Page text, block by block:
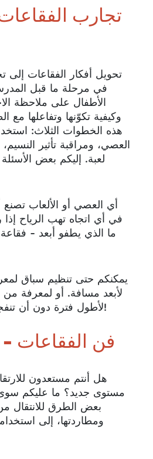
تجارب
تحويل أفكار الفقاعات إلى
في مرحلة ما قبل
الأطفال على ملاحظة
وكيفية تكوّنها وتفاعلها مع
هذه الخطوات الثلاث:
العصي، ومراقبة تأثير
لعبة. إليكم بعض
في أي اتجاه تهب الرياح
ما الذي يطفو أبعد -
يمكنكم حتى تنظيم سباق
لأبعد مسافة. أو لمعرفة
لأطول فترة دون أن تنفجر. الأفكار لا حصر لها!
فن الفقاعات -
هل أنتم مستعدون
مستوى جديد؟ ما عليكم سوى
بعض الطرق للانتقال
ومطاردتها، إلى